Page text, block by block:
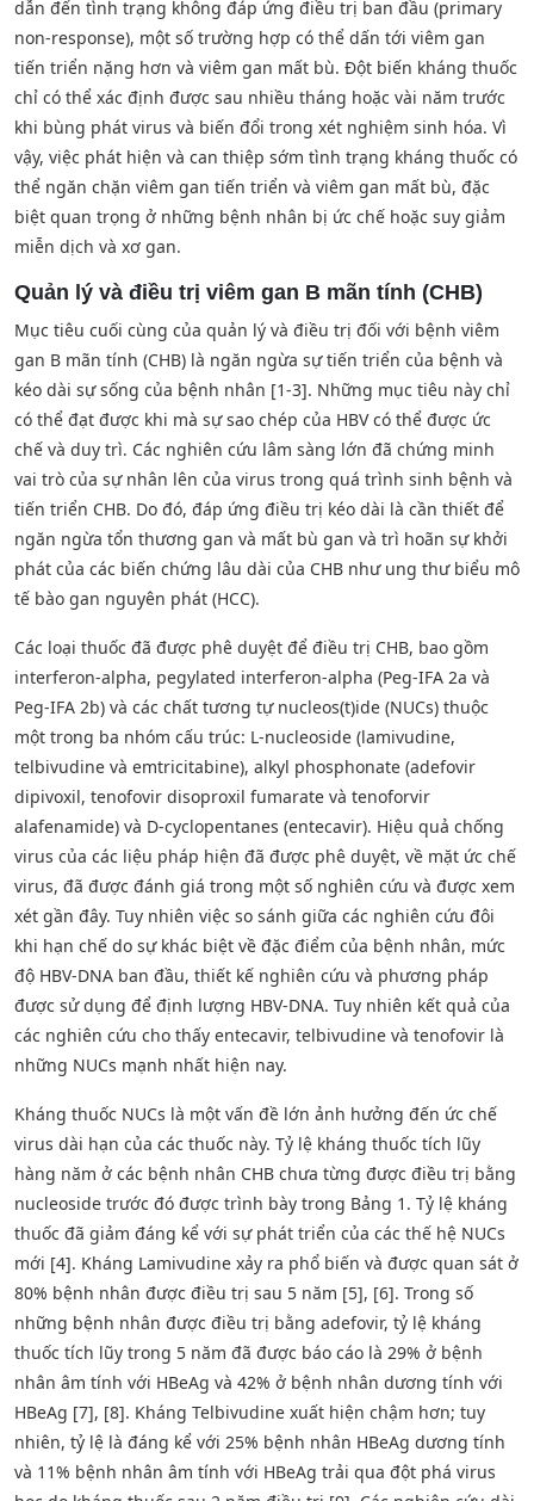
dẫn đến tình trạng không đáp ứng điều trị ban đầu (primary
non-response), một số trường hợp có thể dấn tới viêm gan
tiến triển nặng hơn và viêm gan mất bù. Đột biến kháng thuốc
chỉ có thể xác định được sau nhiều tháng hoặc vài năm trước
khi bùng phát virus và biến đổi trong xét nghiệm sinh hóa. Vì
vậy, việc phát hiện và can thiệp sớm tình trạng kháng thuốc có
thể ngăn chặn viêm gan tiến triển và viêm gan mất bù, đặc
biệt quan trọng ở những bệnh nhân bị ức chế hoặc suy giảm
miễn dịch và xơ gan.
Quản lý và điều trị viêm gan B mãn tính (CHB)
Mục tiêu cuối cùng của quản lý và điều trị đối với bệnh viêm
gan B mãn tính (CHB) là ngăn ngừa sự tiến triển của bệnh và
kéo dài sự sống của bệnh nhân [1-3]. Những mục tiêu này chỉ
có thể đạt được khi mà sự sao chép của HBV có thể được ức
chế và duy trì. Các nghiên cứu lâm sàng lớn đã chứng minh
vai trò của sự nhân lên của virus trong quá trình sinh bệnh và
tiến triển CHB. Do đó, đáp ứng điều trị kéo dài là cần thiết để
ngăn ngừa tổn thương gan và mất bù gan và trì hoãn sự khởi
phát của các biến chứng lâu dài của CHB như ung thư biểu mô
tế bào gan nguyên phát (HCC).
Các loại thuốc đã được phê duyệt để điều trị CHB, bao gồm
interferon-alpha, pegylated interferon-alpha (Peg-IFA 2a và
Peg-IFA 2b) và các chất tương tự nucleos(t)ide (NUCs) thuộc
một trong ba nhóm cấu trúc: L-nucleoside (lamivudine,
telbivudine và emtricitabine), alkyl phosphonate (adefovir
dipivoxil, tenofovir disoproxil fumarate và tenoforvir
alafenamide) và D-cyclopentanes (entecavir). Hiệu quả chống
virus của các liệu pháp hiện đã được phê duyệt, về mặt ức chế
virus, đã được đánh giá trong một số nghiên cứu và được xem
xét gần đây. Tuy nhiên việc so sánh giữa các nghiên cứu đôi
khi hạn chế do sự khác biệt về đặc điểm của bệnh nhân, mức
độ HBV-DNA ban đầu, thiết kế nghiên cứu và phương pháp
được sử dụng để định lượng HBV-DNA. Tuy nhiên kết quả của
các nghiên cứu cho thấy entecavir, telbivudine và tenofovir là
những NUCs mạnh nhất hiện nay.
Kháng thuốc NUCs là một vấn đề lớn ảnh hưởng đến ức chế
virus dài hạn của các thuốc này. Tỷ lệ kháng thuốc tích lũy
hàng năm ở các bệnh nhân CHB chưa từng được điều trị bằng
nucleoside trước đó được trình bày trong Bảng 1. Tỷ lệ kháng
thuốc đã giảm đáng kể với sự phát triển của các thế hệ NUCs
mới [4]. Kháng Lamivudine xảy ra phổ biến và được quan sát ở
80% bệnh nhân được điều trị sau 5 năm [5], [6]. Trong số
những bệnh nhân được điều trị bằng adefovir, tỷ lệ kháng
thuốc tích lũy trong 5 năm đã được báo cáo là 29% ở bệnh
nhân âm tính với HBeAg và 42% ở bệnh nhân dương tính với
HBeAg [7], [8]. Kháng Telbivudine xuất hiện chậm hơn; tuy
nhiên, tỷ lệ là đáng kể với 25% bệnh nhân HBeAg dương tính
và 11% bệnh nhân âm tính với HBeAg trải qua đột phá virus